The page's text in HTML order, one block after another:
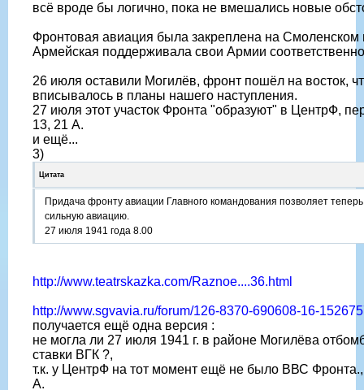
всё вроде бы логично, пока не вмешались новые
Фронтовая авиация была закреплена на Смоленском
Армейская поддерживала свои Армии
26 июля оставили Могилёв, фронт пошёл на восток,
вписывалось в планы нашего наступления.
27 июля этот участок Фронта "образуют" в ЦентрФ,
13, 21 А.
и ещё...
3)
Цитата
Придача фронту авиации Главного командования позволяет
сильную авиацию.
27 июля 1941 года 8.00
http://www.teatrskazka.com/Raznoe....36.html
http://www.sgvavia.ru/forum/126-8370-690608-16-
получается ещё одна версия :
не могла ли 27 июля 1941 г. в районе Могилёва
ставки ВГК ?,
т.к. у ЦентрФ на тот момент ещё не было ВВС
А.